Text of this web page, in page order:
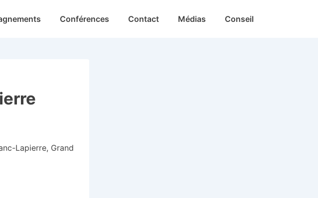
Conférences Contact Médias Conseil
Lapierre, Grand